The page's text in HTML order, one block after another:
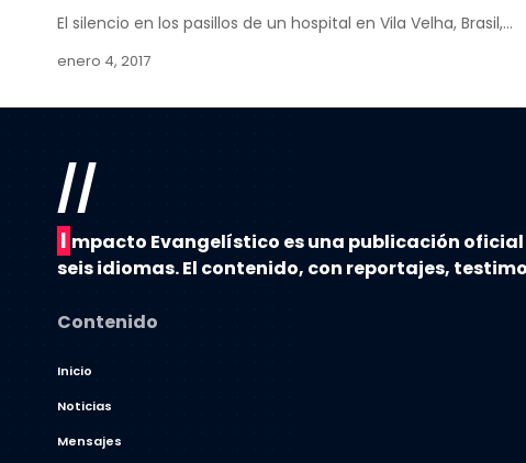
El silencio en los pasillos de un hospital en Vila Velha, Brasil,…
enero 4, 2017
//
I mpacto Evangelístico es una publicación
seis idiomas. El contenido, con reportajes,
Contenido
Inicio
Noticias
Mensajes